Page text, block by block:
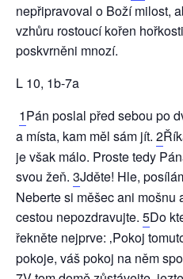
nepřipravoval o Boží milost,
vzhůru rostoucí kořen
poskvrněni mnozí.
L 10, 1b-7a
1Pán poslal před sebou po
a místa, kam měl sám jít. 2
je však málo. Proste tedy
svou žeň. 3Jděte! Hle,
Neberte si měšec ani mošnu
cestou nepozdravujte. 5Do
řekněte nejprve: ‚Pokoj
pokoje, váš pokoj na něm